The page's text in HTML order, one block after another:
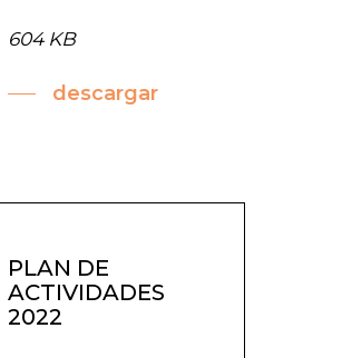
604 KB
descargar
PLAN DE
ACTIVIDADES
2022